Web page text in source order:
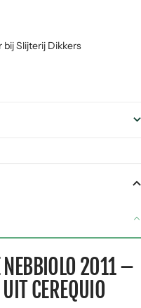
bij Slijterij Dikkers
4 / 5
4 / 5
NEBBIOLO 2011 –
CEREQUIO